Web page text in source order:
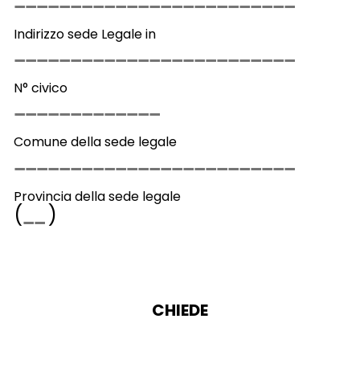
Indirizzo sede Legale in
N° civico
Comune della sede legale
Provincia della sede legale
( )
CHIEDE